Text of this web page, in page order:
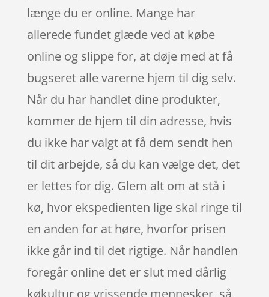
længe du er online. Mange har
allerede fundet glæde ved at købe
online og slippe for, at døje med at få
bugseret alle varerne hjem til dig selv.
Når du har handlet dine produkter,
kommer de hjem til din adresse, hvis
du ikke har valgt at få dem sendt hen
til dit arbejde, så du kan vælge det, det
er lettes for dig. Glem alt om at stå i
kø, hvor ekspedienten lige skal ringe til
en anden for at høre, hvorfor prisen
ikke går ind til det rigtige. Når handlen
foregår online det er slut med dårlig
køkultur og vrissende mennesker, så